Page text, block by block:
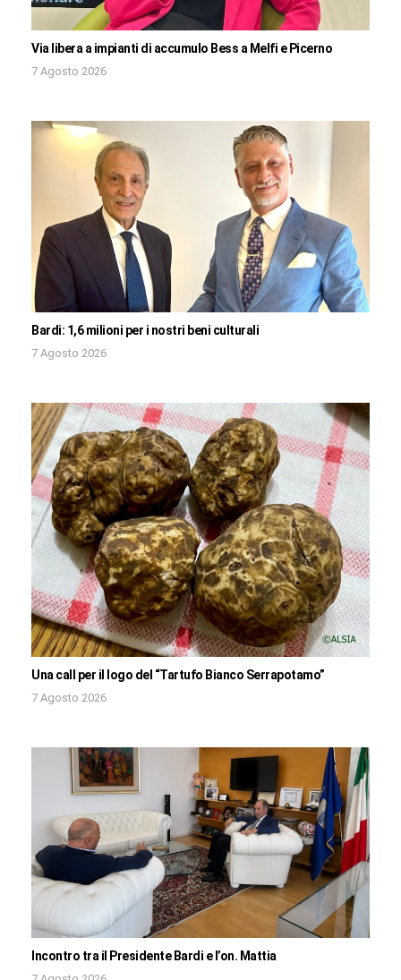
Via libera a impianti di accumulo Bess a Melfi e Picerno
7 Agosto 2026
Bardi: 1,6 milioni per i nostri beni culturali
7 Agosto 2026
Una call per il logo del “Tartufo Bianco Serrapotamo”
7 Agosto 2026
Incontro tra il Presidente Bardi e l’on. Mattia